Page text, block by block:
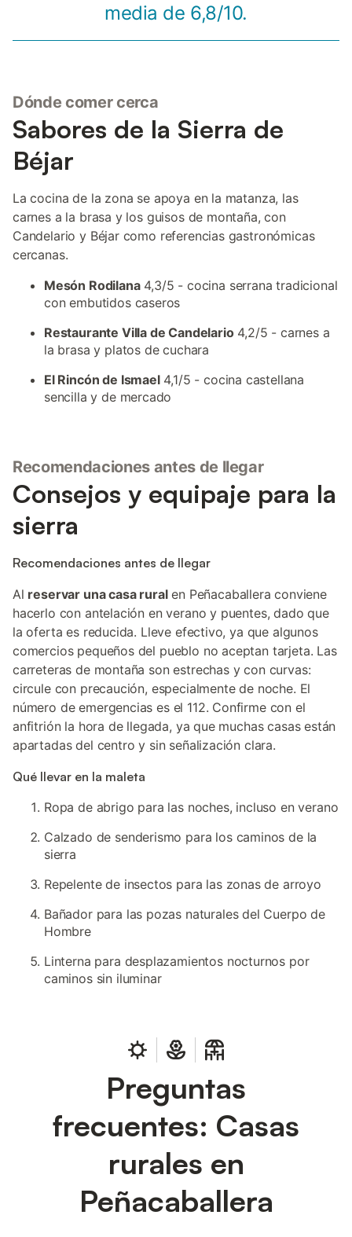
media de 6,8/10.
Dónde comer cerca
Sabores de la Sierra de
Béjar
La cocina de la zona se apoya en la matanza, las
carnes a la brasa y los guisos de montaña, con
Candelario y Béjar como referencias gastronómicas
cercanas.
Mesón Rodilana4,3/5 - cocina serrana tradicional
con embutidos caseros
Restaurante Villa de Candelario4,2/5 - carnes a
la brasa y platos de cuchara
El Rincón de Ismael4,1/5 - cocina castellana
sencilla y de mercado
Recomendaciones antes de llegar
Consejos y equipaje para la
sierra
Recomendaciones antes de llegar
Al reservar una casa ruralen Peñacaballera conviene
hacerlo con antelación en verano y puentes, dado que
la oferta es reducida. Lleve efectivo, ya que algunos
comercios pequeños del pueblo no aceptan tarjeta. Las
carreteras de montaña son estrechas y con curvas:
circule con precaución, especialmente de noche. El
número de emergencias es el 112. Confirme con el
anfitrión la hora de llegada, ya que muchas casas están
apartadas del centro y sin señalización clara.
Qué llevar en la maleta
Ropa de abrigo para las noches, incluso en verano
Calzado de senderismo para los caminos de la
sierra
Repelente de insectos para las zonas de arroyo
Bañador para las pozas naturales del Cuerpo de
Hombre
Linterna para desplazamientos nocturnos por
caminos sin iluminar
Preguntas
frecuentes: Casas
rurales en
Peñacaballera